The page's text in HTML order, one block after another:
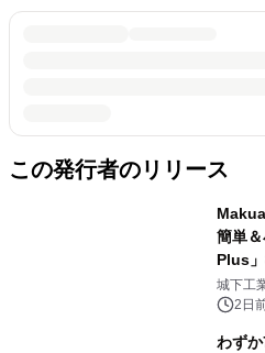
この発行者のリリース
簡単
Plus
ーブル
ぐっと
城下工
2日
わず